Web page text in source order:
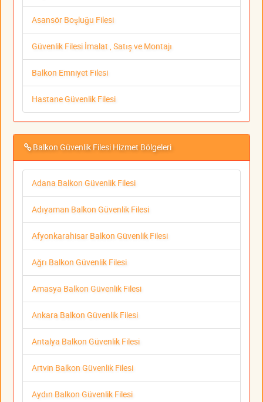
Asansör Boşluğu Filesi
Güvenlik Filesi İmalat , Satış ve Montajı
Balkon Emniyet Filesi
Hastane Güvenlik Filesi
Balkon Güvenlik Filesi Hizmet Bölgeleri
Adana Balkon Güvenlik Filesi
Adıyaman Balkon Güvenlik Filesi
Afyonkarahisar Balkon Güvenlik Filesi
Ağrı Balkon Güvenlik Filesi
Amasya Balkon Güvenlik Filesi
Ankara Balkon Güvenlik Filesi
Antalya Balkon Güvenlik Filesi
Artvin Balkon Güvenlik Filesi
Aydın Balkon Güvenlik Filesi